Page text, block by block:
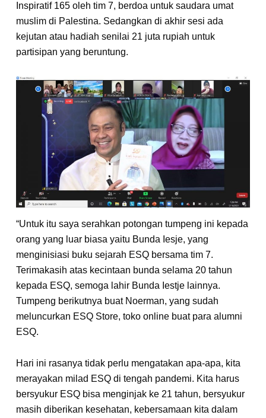
Inspiratif 165 oleh tim 7, berdoa untuk saudara umat
muslim di Palestina. Sedangkan di akhir sesi ada
kejutan atau hadiah senilai 21 juta rupiah untuk
partisipan yang beruntung.
“Untuk itu saya serahkan potongan tumpeng ini kepada
orang yang luar biasa yaitu Bunda Iesje, yang
menginisiasi buku sejarah ESQ bersama tim 7.
Terimakasih atas kecintaan bunda selama 20 tahun
kepada ESQ, semoga lahir Bunda Iestje lainnya.
Tumpeng berikutnya buat Noerman, yang sudah
meluncurkan ESQ Store, toko online buat para alumni
ESQ.
Hari ini rasanya tidak perlu mengatakan apa-apa, kita
merayakan milad ESQ di tengah pandemi. Kita harus
bersyukur ESQ bisa menginjak ke 21 tahun, bersyukur
masih diberikan kesehatan, kebersamaan kita dalam